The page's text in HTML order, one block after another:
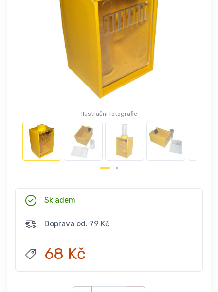
Ilustrační fotografie
Skladem
Doprava od: 79 Kč
68 Kč